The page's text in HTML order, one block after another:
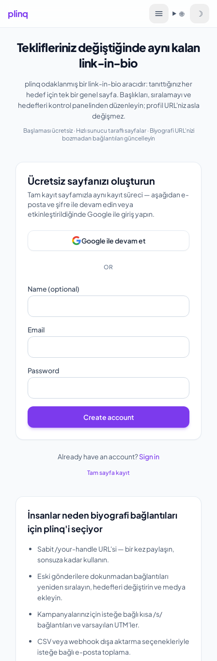
plinq 🌐
Dil ☽
Teklifleriniz değiştiğinde aynı kalan
link-in-bio
plinq odaklanmış bir link-in-bio aracıdır: tanıttığınız her
hedef için tek bir genel sayfa. Başlıkları, sıralamayı ve
hedefleri kontrol panelinden düzenleyin; profil URL'niz asla
değişmez.
Başlaması ücretsiz · Hızlı sunucu taraflı sayfalar · Biyografi URL'nizi
bozmadan bağlantıları güncelleyin
Ücretsiz sayfanızı oluşturun
Ücretsiz sayfanızı oluşturun
Tam kayıt sayfamızla aynı kayıt süreci — aşağıdan e-
posta ve şifre ile devam edin veya
etkinleştirildiğinde Google ile giriş yapın.
Google ile devam et
OR
Name (optional)
Email
Password
Create account
Already have an account?Sign in
Tam sayfa kayıt
İnsanlar neden biyografi bağlantıları
için plinq'i seçiyor
Sabit /your-handle URL'si — bir kez paylaşın,
sonsuza kadar kullanın.
Eski gönderilere dokunmadan bağlantıları
yeniden sıralayın, hedefleri değiştirin ve medya
ekleyin.
Kampanyalarınız için isteğe bağlı kısa /s/
bağlantıları ve varsayılan UTM'ler.
CSV veya webhook dışa aktarma seçenekleriyle
isteğe bağlı e-posta toplama.